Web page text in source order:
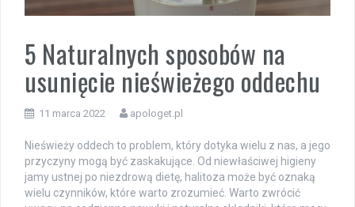
5 Naturalnych sposobów na
usunięcie nieświeżego oddechu
11 marca 2022 apologet.pl
Nieświeży oddech to problem, który dotyka wielu z nas, a jego
przyczyny mogą być zaskakujące. Od niewłaściwej higieny
jamy ustnej po niezdrową dietę, halitoza może być oznaką
wielu czynników, które warto zrozumieć. Warto zwrócić